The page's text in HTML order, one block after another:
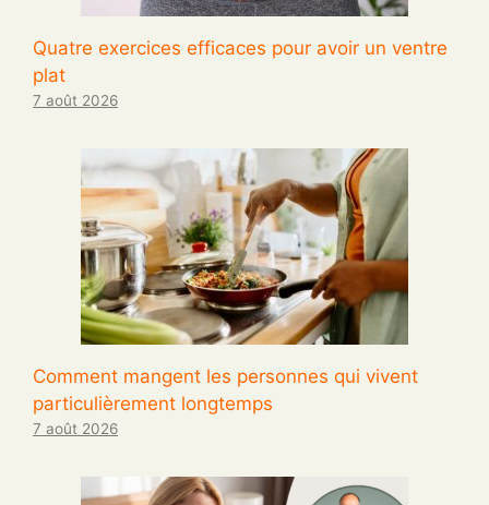
Quatre exercices efficaces pour avoir un ventre
plat
7 août 2026
Comment mangent les personnes qui vivent
particulièrement longtemps
7 août 2026